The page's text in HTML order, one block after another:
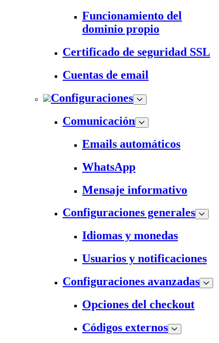
Funcionamiento del
dominio propio
Certificado de seguridad SSL
Cuentas de email
Configuraciones
Comunicación
Emails automáticos
WhatsApp
Mensaje informativo
Configuraciones generales
Idiomas y monedas
Usuarios y notificaciones
Configuraciones avanzadas
Opciones del checkout
Códigos externos